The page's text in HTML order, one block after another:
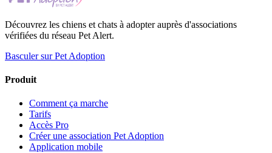
Découvrez les chiens et chats à adopter auprès d'associations
vérifiées du réseau Pet Alert.
Basculer sur Pet Adoption
Produit
Comment ça marche
Tarifs
Accès Pro
Créer une association Pet Adoption
Application mobile